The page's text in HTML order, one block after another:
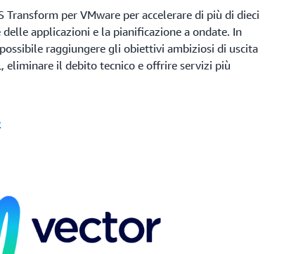
Transform per VMware per accelerare di più di dieci
applicazioni e la pianificazione a ondate. In
raggiungere gli obiettivi ambiziosi di uscita
eliminare il debito tecnico e offrire servizi più